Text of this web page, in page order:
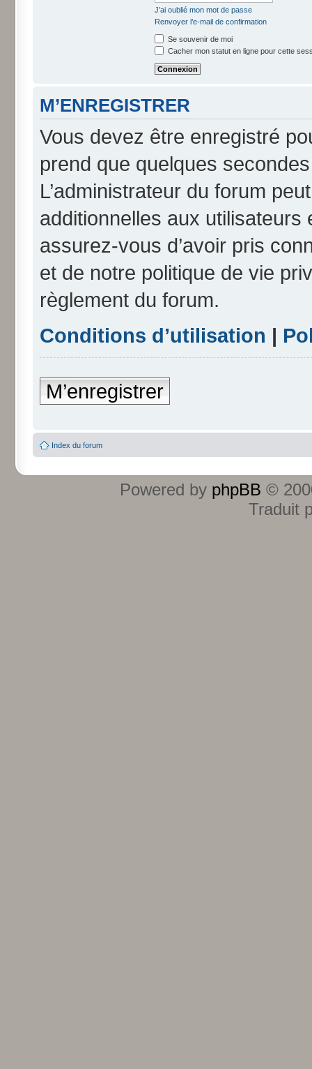
J’ai oublié mon mot de passe
Renvoyer l’e-mail de confirmation
Se souvenir de moi
Cacher mon statut en ligne pour cette
M’ENREGISTRER
Vous devez être enregistré
prend que quelques
L’administrateur du forum
additionnelles aux
assurez-vous d’avoir pris
et de notre politique de vie
règlement du forum.
Conditions d’utilisation |
M’enregistrer
Index du forum
Powered by phpBB ©
Traduit